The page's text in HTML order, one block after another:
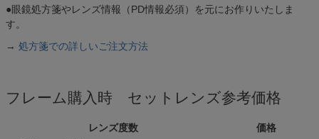
●眼鏡処方箋やレンズ情報（PD情報必須）を元にお作りいたしま
す。
→ 処方箋での詳しいご注文方法
フレーム購入時 セットレンズ参考価格
レンズ度数
価格